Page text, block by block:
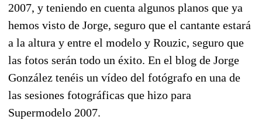
2007, y teniendo en cuenta algunos planos que ya
hemos visto de Jorge, seguro que el cantante estará
a la altura y entre el modelo y Rouzic, seguro que
las fotos serán todo un éxito. En el blog de Jorge
González tenéis un vídeo del fotógrafo en una de
las sesiones fotográficas que hizo para
Supermodelo 2007.